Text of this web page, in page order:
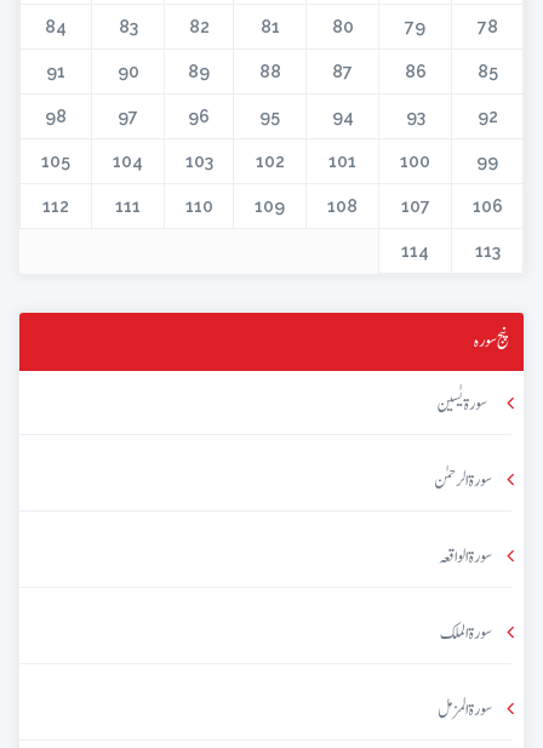
78
79
80
81
82
83
84
85
86
87
88
89
90
91
92
93
94
95
96
97
98
99
100
101
102
103
104
105
106
107
108
109
110
111
112
113
114
پنج سورہ
سورۃ یٰسین
سورۃ الرحمٰن
سورۃ الواقعہ
سورۃ الملک
سورۃ المزمل